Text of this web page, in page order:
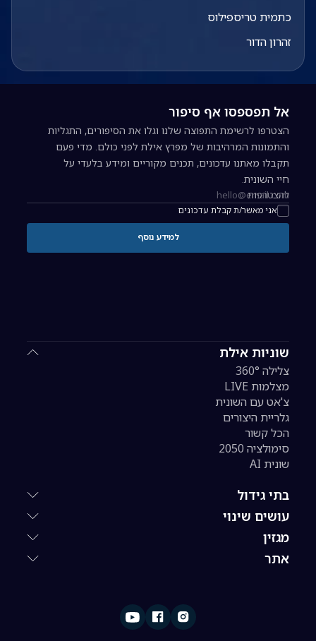
כתמית טריספילוס
זהרון הדור
שוניות אילת
צלילה 360°
מצלמות LIVE
צ'אט עם השונית
גלריית היצורים
הכל קשור
סימולציה 2050
שונית AI
בתי גידול
עושים שינוי
מגזין
אתר
אל תפספסו אף סיפור
הצטרפו לרשימת התפוצה שלנו וגלו את הסיפורים, התגליות
והתמונות המרהיבות של מפרץ אילת לפני כולם. מדי פעם
תקבלו מאתנו עדכונים, תכנים מקוריים ומידע בלעדי על
חיי השונית.
כתובת אימייל להרשמה לניוזלטר
אני מאשר/ת קבלת עדכונים
להצטרפות
למידע נוסף